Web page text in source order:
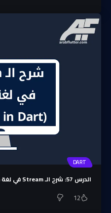
DART
الدرس 57: شرح الـ Stream في لغة دارت (Stream in Dart)
12